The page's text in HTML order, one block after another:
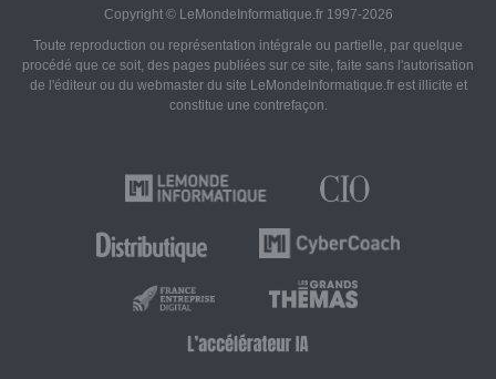
Copyright © LeMondeInformatique.fr 1997-2026
Toute reproduction ou représentation intégrale ou partielle, par quelque
procédé que ce soit, des pages publiées sur ce site, faite sans l'autorisation
de l'éditeur ou du webmaster du site LeMondeInformatique.fr est illicite et
constitue une contrefaçon.